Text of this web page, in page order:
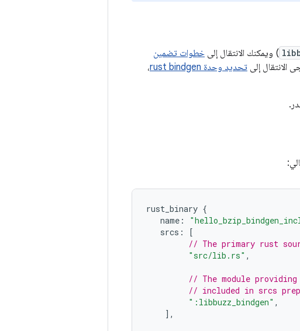
) ويمكنك الانتقال إلى خطوات تضمين
الانتقال إلى تحديد وحدة rust bindgen
،
rust_binary {
name :
srcs :
[
// The primary rust
"src/lib.rs" ,
// The module
// included in srcs
":libbuzz_bindgen" ,
],